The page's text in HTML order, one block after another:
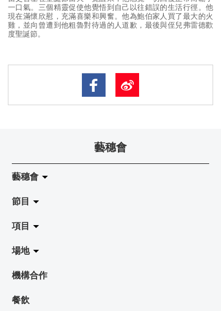
一口氣。三個精靈促使他覺悟到自己以往錯誤的生活行徑。他
現在滿懷欣慰，充滿喜樂和興奮。他為鮑伯家人買了最大的火
雞，並向曾遭到他粗魯對待過的人道歉，最後與侄兒弗雷德歡
度聖誕節。
藝穗會
藝穗會
關於藝穗會
藝穗會的演化
使命與宗旨
藝穗會架構
檔案庫
節目
拉闊
展覽
演出
活動
項目
Jazz-Go-Central, Jazz-Go-Fringe
LPL
2015-16 藝術場地資助計劃
場地
陳麗玲畫廊
奶庫
機構合作
餐飲